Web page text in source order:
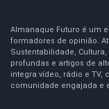
Almanaque Futuro é um
formadores de opinião.
Sustentabilidade,
profundas e artigos de
integra vídeo, rádio e
comunidade engajada e